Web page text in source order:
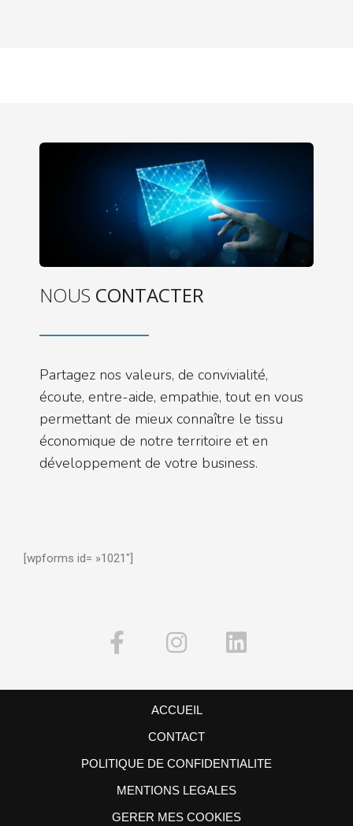
NOUS CONTACTER
Partagez nos valeurs, de convivialité,
écoute, entre-aide, empathie, tout en vous
permettant de mieux connaître le tissu
économique de notre territoire et en
développement de votre business.
[wpforms id= »1021″]
ACCUEIL
CONTACT
POLITIQUE DE CONFIDENTIALITE
MENTIONS LEGALES
GERER MES COOKIES